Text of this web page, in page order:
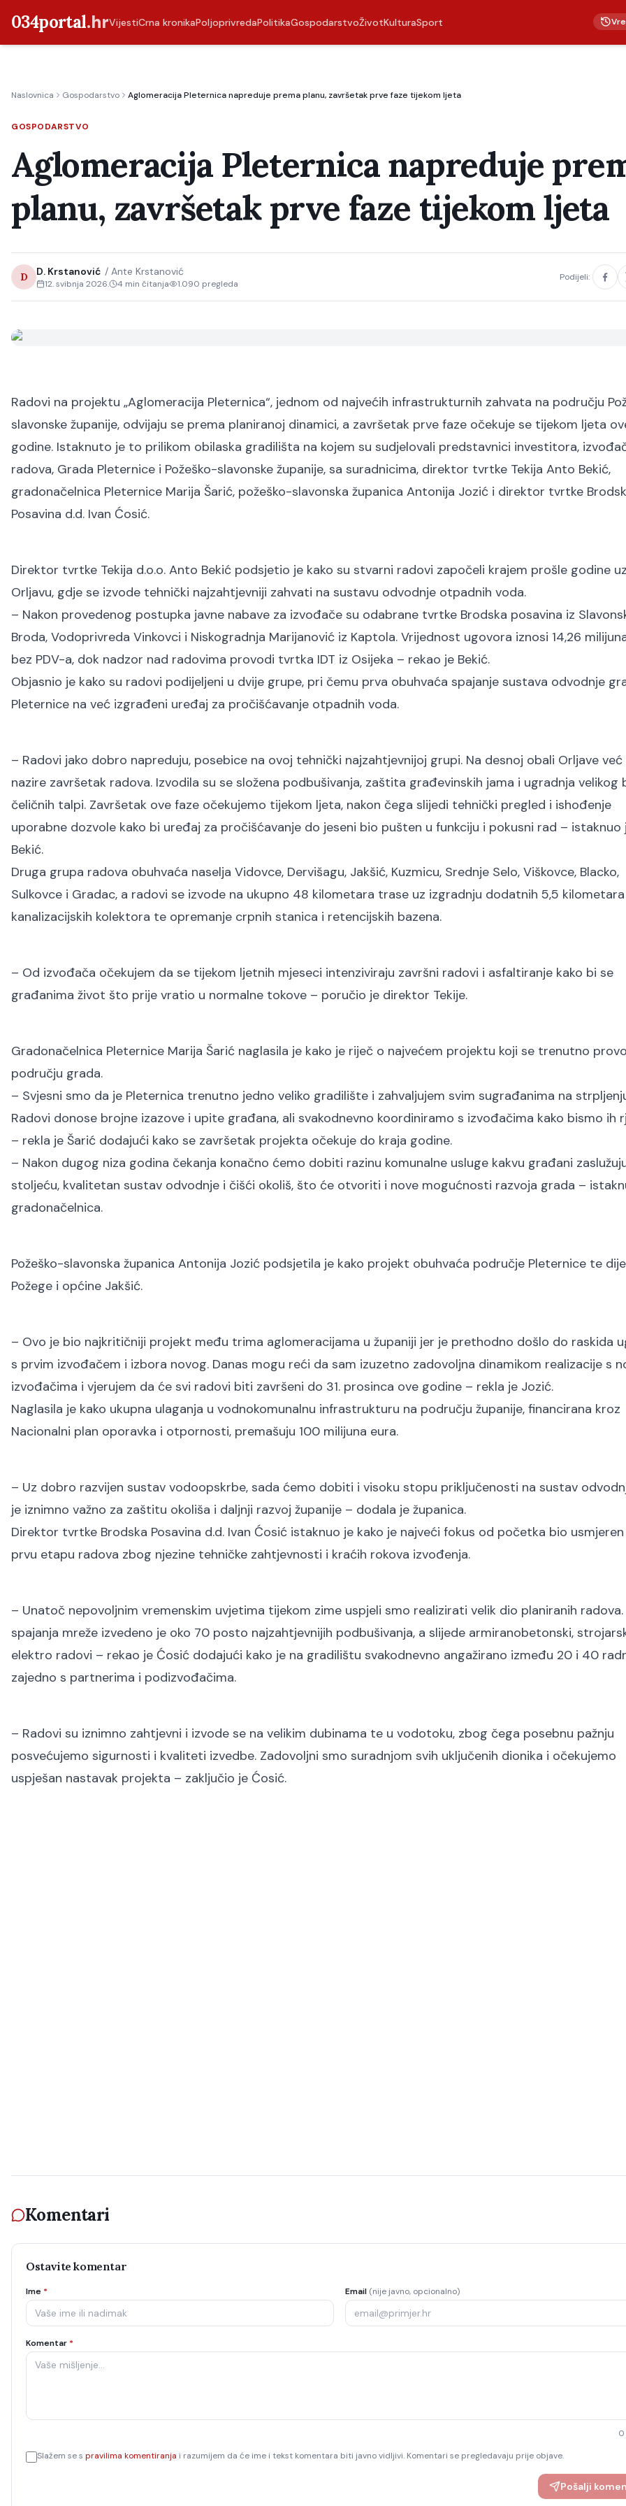
034portal.hrVijestiCrna kronikaPoljoprivredaPolitikaGospodarstvoŽivotKulturaSport
Naslovnica Gospodarstvo Aglomeracija Pleternica napreduje prema planu, završetak prve faze tijekom ljeta
GOSPODARSTVO
Aglomeracija Pleternica napreduje
planu, završetak prve faze tijekom ljeta
D D. Krstanović / Ante Krstanović
12. svibnja 2026. 4 min čitanja 1.090 pregleda
Podijeli:
Radovi na projektu „Aglomeracija Pleternica“, jednom od najvećih infrastrukturnih zahvata na području
slavonske županije, odvijaju se prema planiranoj dinamici, a završetak prve faze očekuje se tijekom ljeta
godine. Istaknuto je to prilikom obilaska gradilišta na kojem su sudjelovali predstavnici investitora,
radova, Grada Pleternice i Požeško-slavonske županije, sa suradnicima, direktor tvrtke Tekija Anto Bekić,
gradonačelnica Pleternice Marija Šarić, požeško-slavonska županica Antonija Jozić i direktor tvrtke
Posavina d.d. Ivan Ćosić.
Direktor tvrtke Tekija d.o.o. Anto Bekić podsjetio je kako su stvarni radovi započeli krajem prošle godine
Orljavu, gdje se izvode tehnički najzahtjevniji zahvati na sustavu odvodnje otpadnih voda.
– Nakon provedenog postupka javne nabave za izvođače su odabrane tvrtke Brodska posavina iz
Broda, Vodoprivreda Vinkovci i Niskogradnja Marijanović iz Kaptola. Vrijednost ugovora iznosi 14,26
bez PDV-a, dok nadzor nad radovima provodi tvrtka IDT iz Osijeka – rekao je Bekić.
Objasnio je kako su radovi podijeljeni u dvije grupe, pri čemu prva obuhvaća spajanje sustava odvodnje
Pleternice na već izgrađeni uređaj za pročišćavanje otpadnih voda.
– Radovi jako dobro napreduju, posebice na ovoj tehnički najzahtjevnijoj grupi. Na desnoj obali Orljave već
nazire završetak radova. Izvodila su se složena podbušivanja, zaštita građevinskih jama i ugradnja velikog
čeličnih talpi. Završetak ove faze očekujemo tijekom ljeta, nakon čega slijedi tehnički pregled i ishođenje
uporabne dozvole kako bi uređaj za pročišćavanje do jeseni bio pušten u funkciju i pokusni rad – istaknuo
Bekić.
Druga grupa radova obuhvaća naselja Vidovce, Dervišagu, Jakšić, Kuzmicu, Srednje Selo, Viškovce, Blacko,
Sulkovce i Gradac, a radovi se izvode na ukupno 48 kilometara trase uz izgradnju dodatnih 5,5
kanalizacijskih kolektora te opremanje crpnih stanica i retencijskih bazena.
– Od izvođača očekujem da se tijekom ljetnih mjeseci intenziviraju završni radovi i asfaltiranje kako bi se
građanima život što prije vratio u normalne tokove – poručio je direktor Tekije.
Gradonačelnica Pleternice Marija Šarić naglasila je kako je riječ o najvećem projektu koji se trenutno
području grada.
– Svjesni smo da je Pleternica trenutno jedno veliko gradilište i zahvaljujem svim sugrađanima na
Radovi donose brojne izazove i upite građana, ali svakodnevno koordiniramo s izvođačima kako bismo ih
– rekla je Šarić dodajući kako se završetak projekta očekuje do kraja godine.
– Nakon dugog niza godina čekanja konačno ćemo dobiti razinu komunalne usluge kakvu građani
stoljeću, kvalitetan sustav odvodnje i čišći okoliš, što će otvoriti i nove mogućnosti razvoja grada –
gradonačelnica.
Požeško-slavonska županica Antonija Jozić podsjetila je kako projekt obuhvaća područje Pleternice te
Požege i općine Jakšić.
– Ovo je bio najkritičniji projekt među trima aglomeracijama u županiji jer je prethodno došlo do raskida
s prvim izvođačem i izbora novog. Danas mogu reći da sam izuzetno zadovoljna dinamikom realizacije s
izvođačima i vjerujem da će svi radovi biti završeni do 31. prosinca ove godine – rekla je Jozić.
Naglasila je kako ukupna ulaganja u vodnokomunalnu infrastrukturu na području županije, financirana kroz
Nacionalni plan oporavka i otpornosti, premašuju 100 milijuna eura.
– Uz dobro razvijen sustav vodoopskrbe, sada ćemo dobiti i visoku stopu priključenosti na sustav
je iznimno važno za zaštitu okoliša i daljnji razvoj županije – dodala je županica.
Direktor tvrtke Brodska Posavina d.d. Ivan Ćosić istaknuo je kako je najveći fokus od početka bio usmjeren
prvu etapu radova zbog njezine tehničke zahtjevnosti i kraćih rokova izvođenja.
– Unatoč nepovoljnim vremenskim uvjetima tijekom zime uspjeli smo realizirati velik dio planiranih radova.
spajanja mreže izvedeno je oko 70 posto najzahtjevnijih podbušivanja, a slijede armiranobetonski,
elektro radovi – rekao je Ćosić dodajući kako je na gradilištu svakodnevno angažirano između 20 i 40
zajedno s partnerima i podizvođačima.
– Radovi su iznimno zahtjevni i izvode se na velikim dubinama te u vodotoku, zbog čega posebnu pažnju
posvećujemo sigurnosti i kvaliteti izvedbe. Zadovoljni smo suradnjom svih uključenih dionika i očekujemo
uspješan nastavak projekta – zaključio je Ćosić.
Komentari
Ostavite komentar
Ime * Email (nije javno, opcionalno)
Komentar *
0
Slažem se s pravilima komentiranja i razumijem da će ime i tekst komentara biti javno vidljivi. Komentari se pregledavaju prije objave.
Pošalji